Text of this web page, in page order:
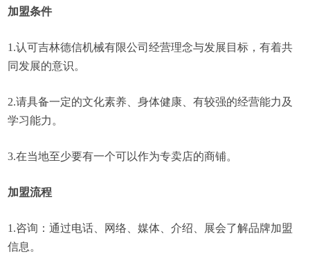
加盟条件
1.认可吉林德信机械有限公司经营理念与发展目标，有着共
同发展的意识。
2.请具备一定的文化素养、身体健康、有较强的经营能力及
学习能力。
3.在当地至少要有一个可以作为专卖店的商铺。
加盟流程
1.咨询：通过电话、网络、媒体、介绍、展会了解品牌加盟
信息。